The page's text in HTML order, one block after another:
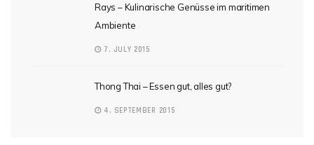
Rays – Kulinarische Genüsse im maritimen
Ambiente
7. JULY 2015
Thong Thai – Essen gut, alles gut?
4. SEPTEMBER 2015